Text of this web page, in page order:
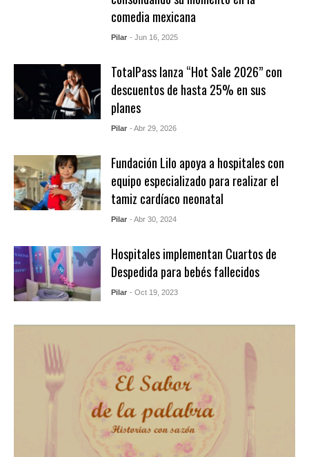
comedia mexicana
Pilar - Jun 16, 2025
TotalPass lanza “Hot Sale 2026” con
descuentos de hasta 25% en sus
planes
Pilar - Abr 29, 2026
Fundación Lilo apoya a hospitales con
equipo especializado para realizar el
tamiz cardíaco neonatal
Pilar - Abr 30, 2024
Hospitales implementan Cuartos de
Despedida para bebés fallecidos
Pilar - Oct 19, 2023